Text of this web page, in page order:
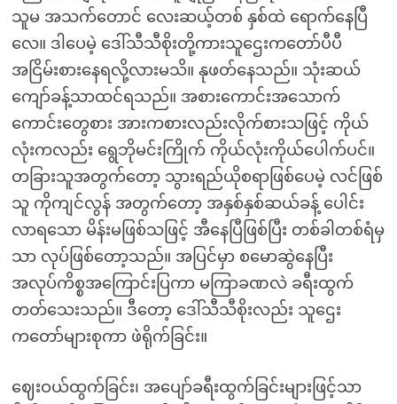
သူမ အသက်တောင် လေးဆယ့်တစ် နှစ်ထဲ ရောက်နေပြီ
လေ။ ဒါပေမဲ့ ဒေါ်သီသီစိုးတို့ကားသူဌေးကတော်ပီပီ
အငြိမ်းစားနေရလို့လားမသိ။ နုဖတ်နေသည်။ သုံးဆယ်
ကျော်ခန့်သာထင်ရသည်။ အစားကောင်းအသောက်
ကောင်းတွေစား အားကစားလည်းလိုက်စားသဖြင့် ကိုယ်
လုံးကလည်း ရွေဘိုမင်းကြိုက် ကိုယ်လုံးကိုယ်ပေါက်ပင်။
တခြားသူအတွက်တော့ သွားရည်ယိုစရာဖြစ်ပေမဲ့ လင်ဖြစ်
သူ ကိုကျင်လွန် အတွက်တော့ အနှစ်နှစ်ဆယ်ခန့် ပေါင်း
လာရသော မိန်းမဖြစ်သဖြင့် အီနေပြီဖြစ်ပြီး တစ်ခါတစ်ရံမှ
သာ လုပ်ဖြစ်တော့သည်။ အပြင်မှာ စမောဆွဲနေပြီး
အလုပ်ကိစ္စအကြောင်းပြကာ မကြာခဏလဲ ခရီးထွက်
တတ်သေးသည်။ ဒီတော့ ဒေါ်သီသီစိုးလည်း သူဌေး
ကတော်များစုကာ ဖဲရိုက်ခြင်း။
ဈေးဝယ်ထွက်ခြင်း၊ အပျော်ခရီးထွက်ခြင်းများဖြင့်သာ